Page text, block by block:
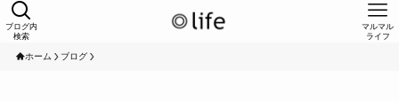
ブログ内
検索
マルマル
ライフ
ホーム ブログ